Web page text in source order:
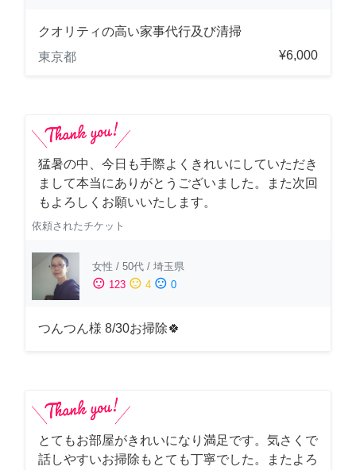
クオリティの高い家事代行及び清掃
東京都
¥6,000
猛暑の中、今日も手際よくきれいにしていただき
まして本当にありがとうございました。また次回
もよろしくお願いいたします。
依頼されたチケット
女性 / 50代 / 埼玉県
sentiment_satisfied 123 sentiment_neutral 4 sentiment_dissatisfied 0
つんつん様 8/30お掃除🍀
とてもお部屋がきれいになり満足です。気さくで
話しやすいお掃除もとても丁寧でした。またよろ